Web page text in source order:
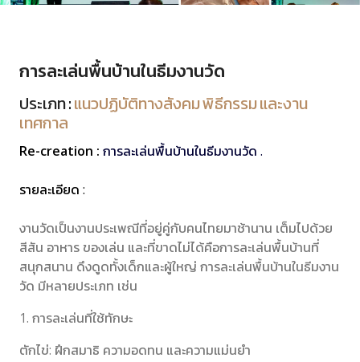
การละเล่นพื้นบ้านในธีมงานวัด
ประเภท :แนวปฏิบัติทางสังคม พิธีกรรม และงาน
เทศกาล
Re-creation : การละเล่นพื้นบ้านในธีมงานวัด .
รายละเอียด :
งานวัดเป็นงานประเพณีที่อยู่คู่กับคนไทยมาช้านาน เต็มไปด้วย
สีสัน อาหาร ของเล่น และที่ขาดไม่ได้คือการละเล่นพื้นบ้านที่
สนุกสนาน ดึงดูดทั้งเด็กและผู้ใหญ่ การละเล่นพื้นบ้านในธีมงาน
วัด มีหลายประเภท เช่น
1. การละเล่นที่ใช้ทักษะ
ตักไข่: ฝึกสมาธิ ความอดทน และความแม่นยำ